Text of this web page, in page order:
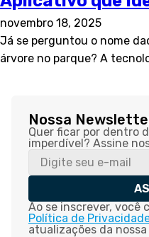
novembro 18, 2025
Já se perguntou o nome
árvore no parque? A
Nossa
Quer ficar por dentro
imperdível? Assine
Ao se inscrever, você
Política de
atualizações da nossa